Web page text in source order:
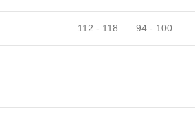
112 - 118 94 - 100